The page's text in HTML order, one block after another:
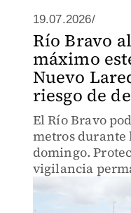
19.07.2026/
Río Bravo
máximo
Nuevo
riesgo de
El Río Bravo
metros durante
domingo.
vigilancia
población a